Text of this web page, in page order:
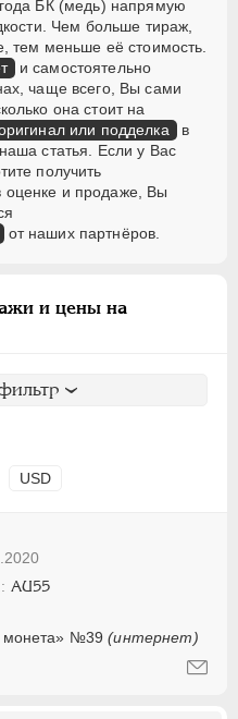
БК (медь) напрямую
Чем больше тираж,
тем меньше её стоимость.
и самостоятельно
чаще всего, Вы сами
она стоит на
или подделка в
статья. Если у Вас
получить
и продаже, Вы
от наших партнёров.
и цены на
USD
монета» №39(интернет)
AU55